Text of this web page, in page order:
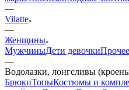
—
Vilatte
—
Женщины
МужчиныДети девочкиПрочее
—
Водолазки, лонгсливы
БрюкиТопыКостюмы и